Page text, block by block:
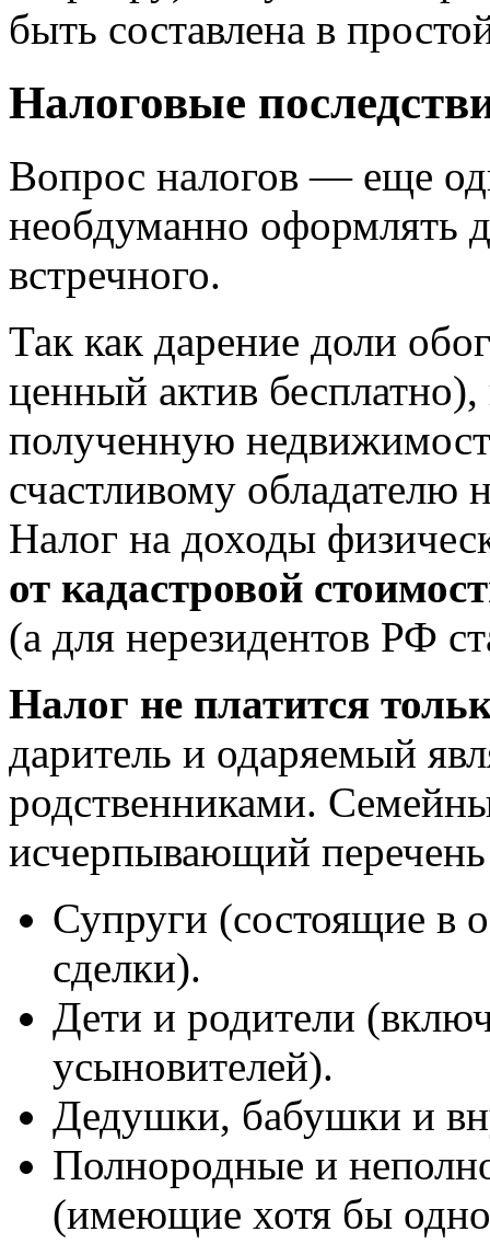
быть составлена в
Налоговые
Вопрос налогов — еще
необдуманно оформлять
встречного.
Так как дарение доли
ценный актив бесплатно),
полученную
счастливому обладателю
Налог на доходы
от кадастровой
(а для нерезидентов РФ
Налог не платится
даритель и одаряемый
родственниками.
исчерпывающий
Супруги (состоящие в
сделки).
Дети и родители
усыновителей).
Дедушки, бабушки и
Полнородные и
(имеющие хотя бы